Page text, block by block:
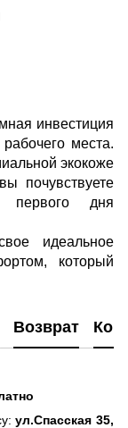
инвестиция
места.
экокоже
почувствуете
первого дня
идеальное
который
Возврат
ул.Спасская 35,